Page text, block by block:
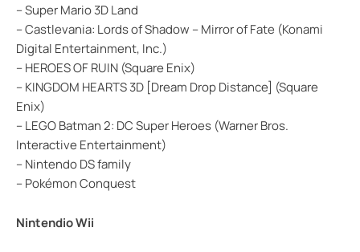
– Super Mario 3D Land
– Castlevania: Lords of Shadow – Mirror of Fate (Konami
Digital Entertainment, Inc.)
– HEROES OF RUIN (Square Enix)
– KINGDOM HEARTS 3D [Dream Drop Distance] (Square
Enix)
– LEGO Batman 2: DC Super Heroes (Warner Bros.
Interactive Entertainment)
– Nintendo DS family
– Pokémon Conquest
Nintendio Wii